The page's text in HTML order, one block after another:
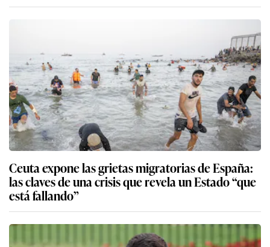
Ceuta expone las grietas migratorias de España:
las claves de una crisis que revela un Estado “que
está fallando”